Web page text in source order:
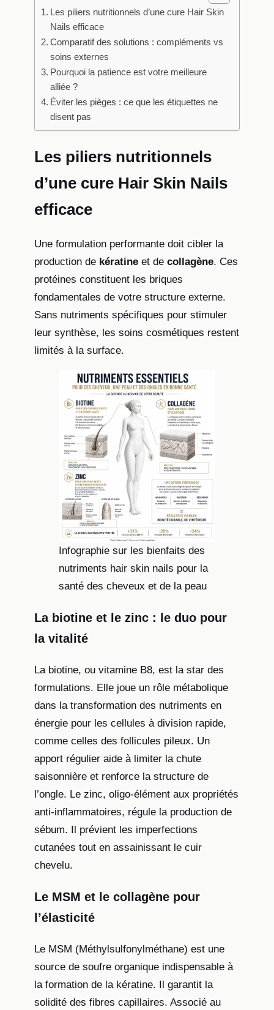
Les piliers nutritionnels d’une cure Hair Skin
Nails efficace
Comparatif des solutions : compléments vs
soins externes
Pourquoi la patience est votre meilleure
alliée ?
Éviter les pièges : ce que les étiquettes ne
disent pas
Les piliers nutritionnels
d’une cure Hair Skin Nails
efficace
Une formulation performante doit cibler la
production de kératine et de collagène. Ces
protéines constituent les briques
fondamentales de votre structure externe.
Sans nutriments spécifiques pour stimuler
leur synthèse, les soins cosmétiques restent
limités à la surface.
Infographie sur les bienfaits des
nutriments hair skin nails pour la
santé des cheveux et de la peau
La biotine et le zinc : le duo pour
la vitalité
La biotine, ou vitamine B8, est la star des
formulations. Elle joue un rôle métabolique
dans la transformation des nutriments en
énergie pour les cellules à division rapide,
comme celles des follicules pileux. Un
apport régulier aide à limiter la chute
saisonnière et renforce la structure de
l’ongle. Le zinc, oligo-élément aux propriétés
anti-inflammatoires, régule la production de
sébum. Il prévient les imperfections
cutanées tout en assainissant le cuir
chevelu.
Le MSM et le collagène pour
l’élasticité
Le MSM (Méthylsulfonylméthane) est une
source de soufre organique indispensable à
la formation de la kératine. Il garantit la
solidité des fibres capillaires. Associé au